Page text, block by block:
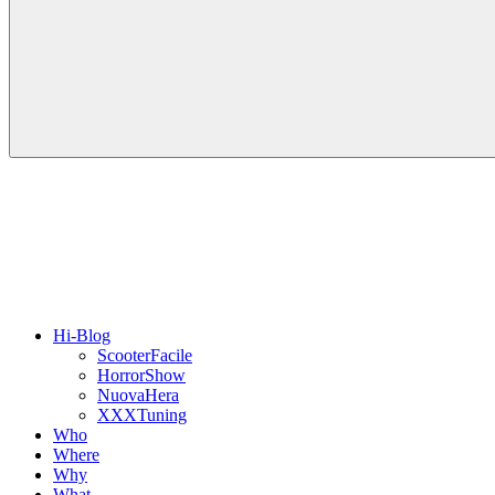
Hi-Blog
ScooterFacile
HorrorShow
NuovaHera
XXXTuning
Who
Where
Why